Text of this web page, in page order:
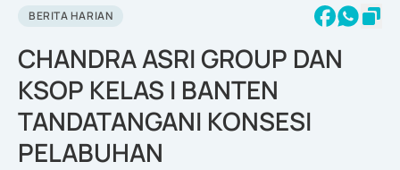
BERITA HARIAN
CHANDRA ASRI GROUP DAN
KSOP KELAS I BANTEN
TANDATANGANI KONSESI
PELABUHAN